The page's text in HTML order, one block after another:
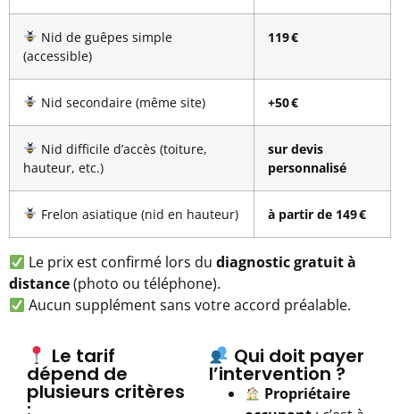
Nid de guêpes simple
(accessible)
119 €
Nid secondaire (même site) +50 €
Nid difficile d’accès (toiture,
hauteur, etc.)
sur devis
personnalisé
Frelon asiatique (nid en hauteur) à partir de 149 €
Le prix est confirmé lors dudiagnostic gratuit à
distance(photo ou téléphone).
Aucun supplément sans votre accord préalable.
Le tarif
dépend de
plusieurs critères
Qui doit payer
l’intervention ?
Propriétaire